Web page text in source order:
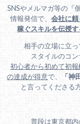
SNSやメルマガ等の『
情報発信で、 会社に
稼ぐスキルを伝授す
相手の立場に立
スタイルのコン
初心者から初めて初報
の達成が得意で、
「神
と言ってくださる
普段は東京都内